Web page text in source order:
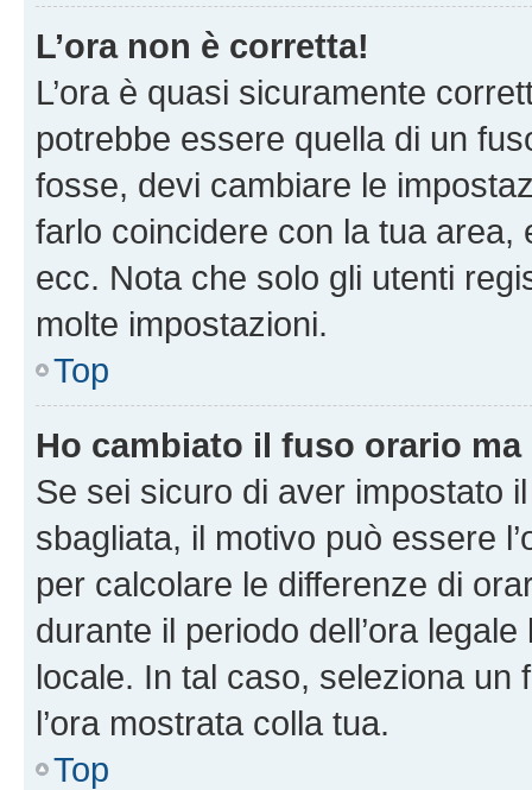
L’ora non è corretta!
L’ora è quasi sicuramente
potrebbe essere quella di un
fosse, devi cambiare le
farlo coincidere con la tua area,
ecc. Nota che solo gli utenti
molte impostazioni.
Top
Ho cambiato il fuso orario ma
Se sei sicuro di aver impostato
sbagliata, il motivo può essere
per calcolare le differenze di
durante il periodo dell’ora
locale. In tal caso, seleziona
l’ora mostrata colla tua.
Top